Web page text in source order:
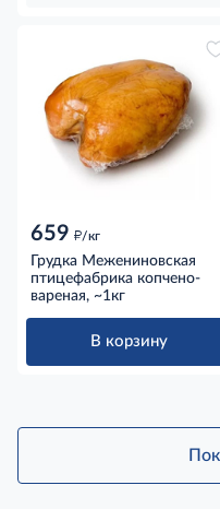
659 д/кг
Грудка Межениновская
птицефабрика копчено-
вареная, ~1кг
В корзину